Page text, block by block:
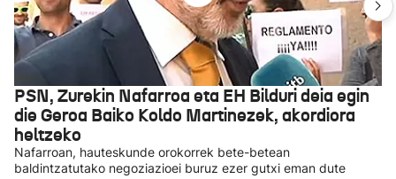
PSN, Zurekin Nafarroa eta EH Bilduri deia egin
die Geroa Baiko Koldo Martinezek, akordiora
heltzeko
Nafarroan, hauteskunde orokorrek bete-betean
baldintzatutako negoziazioei buruz ezer gutxi eman dute